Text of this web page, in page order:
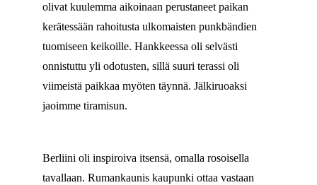
olivat kuulemma aikoinaan perustaneet paikan
kerätessään rahoitusta ulkomaisten punkbändien
tuomiseen keikoille. Hankkeessa oli selvästi
onnistuttu yli odotusten, sillä suuri terassi oli
viimeistä paikkaa myöten täynnä. Jälkiruoaksi
jaoimme tiramisun.
Berliini oli inspiroiva itsensä, omalla rosoisella
tavallaan. Rumankaunis kaupunki ottaa vastaan